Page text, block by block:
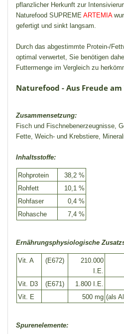
pflanzlicher Herkunft zur
Naturefood SUPREME ARTEMIA
gefertigt und sinkt langsam.
Durch das abgestimmte Protein-/
optimal verwertet, Sie benötigen
Futtermenge im Vergleich zu
Naturefood - Aus Freude am
Zusammensetzung:
Fisch und Fischnebenerzeugnisse,
Fette, Weich- und Krebstiere,
Inhaltsstoffe:
Rohprotein
38,2 %
Rohfett
10,1 %
Rohfaser
0,4 %
Rohasche
7,4 %
Ernährungsphysiologische
Vit. A (E672)
210.000
I.E.
Vit. D3
(E671)
1.800 I.E.
Vit. E
500 mg (als
Spurenelemente: